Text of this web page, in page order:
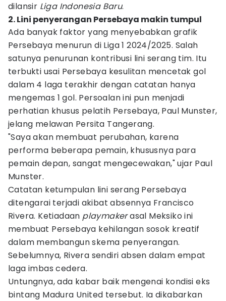
dilansir Liga Indonesia Baru.
2. Lini penyerangan Persebaya makin tumpul
Ada banyak faktor yang menyebabkan grafik
Persebaya menurun di Liga 1 2024/2025. Salah
satunya penurunan kontribusi lini serang tim. Itu
terbukti usai Persebaya kesulitan mencetak gol
dalam 4 laga terakhir dengan catatan hanya
mengemas 1 gol. Persoalan ini pun menjadi
perhatian khusus pelatih Persebaya, Paul Munster,
jelang melawan Persita Tangerang.
"Saya akan membuat perubahan, karena
performa beberapa pemain, khususnya para
pemain depan, sangat mengecewakan," ujar Paul
Munster.
Catatan ketumpulan lini serang Persebaya
ditengarai terjadi akibat absennya Francisco
Rivera. Ketiadaan playmakerasal Meksiko ini
membuat Persebaya kehilangan sosok kreatif
dalam membangun skema penyerangan.
Sebelumnya, Rivera sendiri absen dalam empat
laga imbas cedera.
Untungnya, ada kabar baik mengenai kondisi eks
bintang Madura United tersebut. Ia dikabarkan